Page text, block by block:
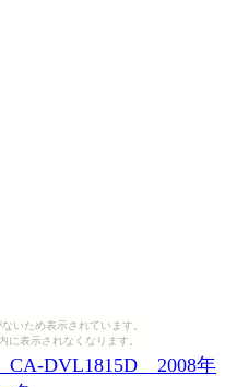
いため表示されています。
に表示されなくなります。